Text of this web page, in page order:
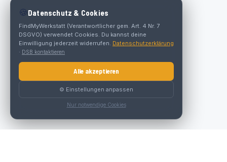
🍪Datenschutz & Cookies
FindMyWerkstatt (Verantwortlicher gem. Art. 4 Nr. 7
DSGVO) verwendet Cookies. Du kannst deine
Einwilligung jederzeit widerrufen. Datenschutzerklärung
· DSB kontaktieren
Alle akzeptieren
⚙️ Einstellungen anpassen
Nur notwendige Cookies